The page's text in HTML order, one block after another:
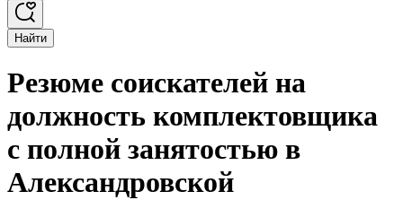
Найти
Резюме соискателей на
должность комплектовщика
с полной занятостью в
Александровской